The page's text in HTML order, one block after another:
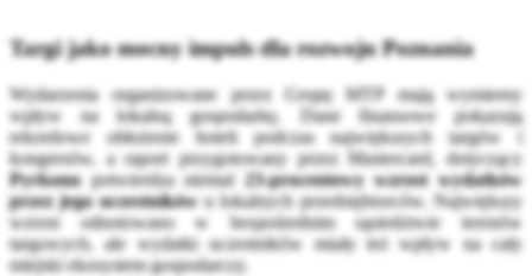
Targi jako mocny impuls dla rozwoju Poznania
Wydarzenia organizowane przez Grupę MTP mają wymierny
wpływ na lokalną gospodarkę. Dane finansowe pokazują
rekordowe obłożenie hoteli podczas największych targów i
kongresów, a raport przygotowany przez Mastercard, dotyczący
Pyrkonupotwierdza niemal 23-procentowy wzrost wydatków
przez jego uczestnikówu lokalnych przedsiębiorców. Największy
wzrost odnotowano w bezpośrednim sąsiedztwie terenów
targowych, ale wydatki uczestników miały też wpływ na cały
miejski ekosystem gospodarczy.